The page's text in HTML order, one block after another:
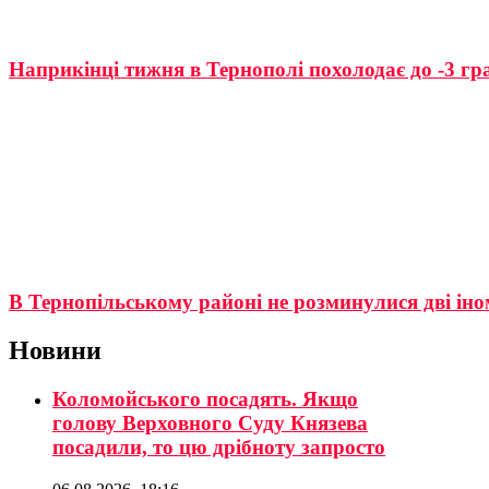
Наприкінці тижня в Тернополі похолодає до -3
В Тернопільському районі не розминулися дві
Новини
Коломойського посадять. Якщо
голову Верховного Суду Князева
посадили, то цю дрібноту запросто